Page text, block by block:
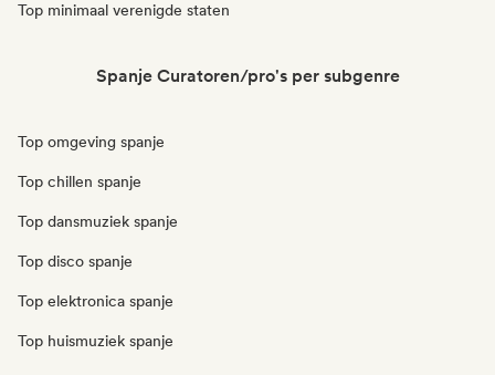
Top minimaal verenigde staten
Spanje Curatoren/pro's per subgenre
Top omgeving spanje
Top chillen spanje
Top dansmuziek spanje
Top disco spanje
Top elektronica spanje
Top huismuziek spanje